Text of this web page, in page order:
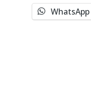
WhatsApp